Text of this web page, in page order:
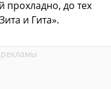
прохладно, до тех
и Гита».